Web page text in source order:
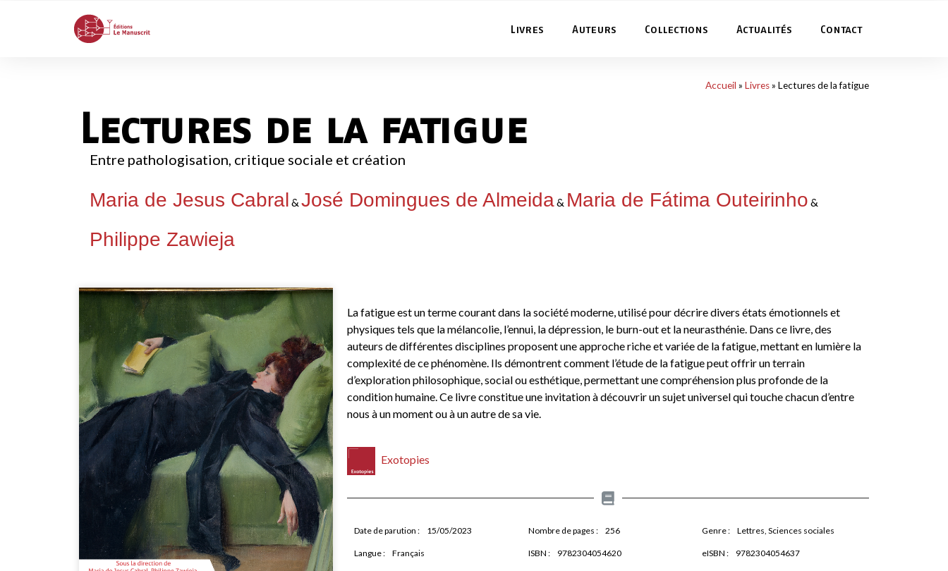
Livres Auteurs Collections Actualités Contact
Accueil » Livres» Lectures de la fatigue
Lectures de la fatigue
Entre pathologisation, critique sociale et création
Maria de Jesus Cabral & José Domingues de Almeida& Maria de Fátima Outeirinho &
Philippe Zawieja
La fatigue est un terme courant dans la société moderne, utilisé pour décrire divers états émotionnels et
physiques tels que la mélancolie, l’ennui, la dépression, le burn-out et la neurasthénie. Dans ce livre, des
auteurs de différentes disciplines proposent une approche riche et variée de la fatigue, mettant en lumière la
complexité de ce phénomène. Ils démontrent comment l’étude de la fatigue peut offrir un terrain
d’exploration philosophique, social ou esthétique, permettant une compréhension plus profonde de la
condition humaine. Ce livre constitue une invitation à découvrir un sujet universel qui touche chacun d’entre
nous à un moment ou à un autre de sa vie.
Exotopies
Date de parution : 15/05/2023 Nombre de pages : 256 Genre : Lettres, Sciences sociales
Langue : Français ISBN : 9782304054620 eISBN : 9782304054637